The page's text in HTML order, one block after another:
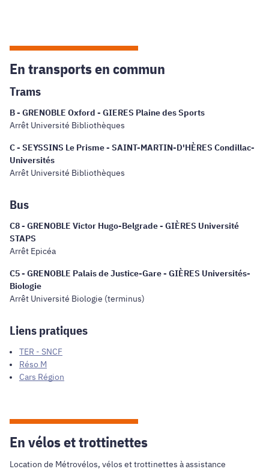
En transports en commun
Trams
B - GRENOBLE Oxford - GIERES Plaine des Sports
Arrêt Université Bibliothèques
C - SEYSSINS Le Prisme - SAINT-MARTIN-D'HÈRES Condillac-
Universités
Arrêt Université Bibliothèques
Bus
C8 - GRENOBLE Victor Hugo-Belgrade - GIÈRES Université
STAPS
Arrêt Epicéa
C5 - GRENOBLE Palais de Justice-Gare - GIÈRES Universités-
Biologie
Arrêt Université Biologie (terminus)
Liens pratiques
TER - SNCF
Réso M
Cars Région
En vélos et trottinettes
Location de Métrovélos, vélos et trottinettes à assistance